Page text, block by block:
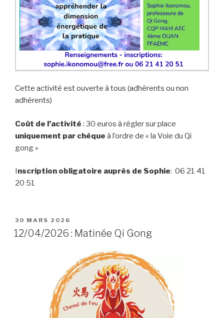
Cette activité est ouverte à tous (adhérents ou non
adhérents)
Coût de l’activité : 30 euros à régler sur place
uniquement par chèque à l’ordre de « la Voie du Qi
gong »
nscription obligatoire auprès de Sophie: 06 21 41
20 51
PUBLIÉ
LE
30 MARS 2026
12/04/2026 : Matinée Qi Gong